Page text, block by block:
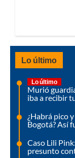
Lo último
Lo último
Murió
iba a recibir
¿Habrá pico
Bogotá? Así
Caso Lili
presunto